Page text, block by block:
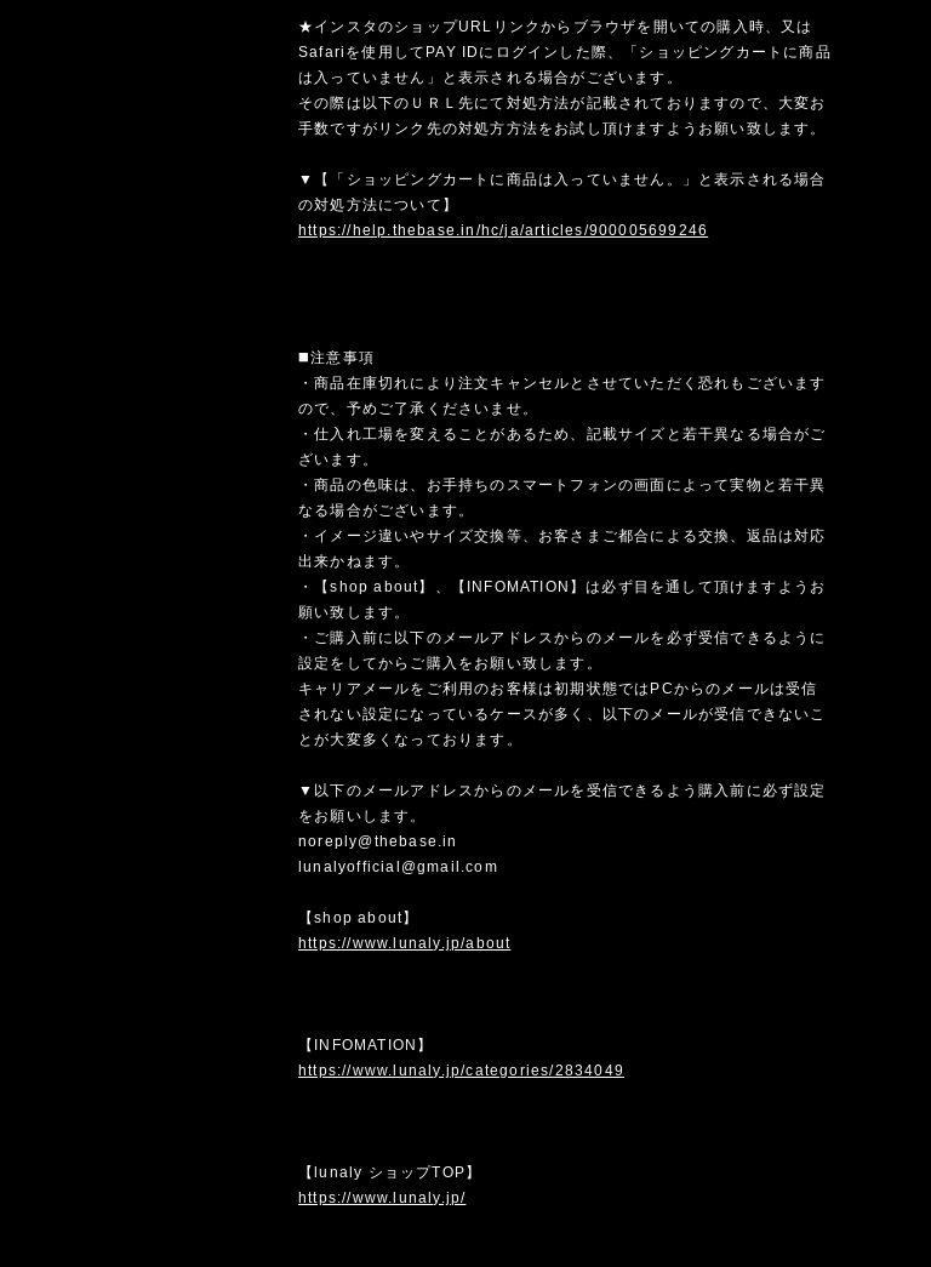
★インスタのショップURLリンクからブラウザを開いての購入時、又は
Safariを使用してPAY IDにログインした際、「ショッピングカートに商品
は入っていません」と表示される場合がございます。
その際は以下のＵＲＬ先にて対処方法が記載されておりますので、大変お
手数ですがリンク先の対処方方法をお試し頂けますようお願い致します。
▼【「ショッピングカートに商品は入っていません。」と表示される場合
の対処方法について】
https://help.thebase.in/hc/ja/articles/900005699246
◼️注意事項
・商品在庫切れにより注文キャンセルとさせていただく恐れもございます
ので、予めご了承くださいませ。
・仕入れ工場を変えることがあるため、記載サイズと若干異なる場合がご
ざいます。
・商品の色味は、お手持ちのスマートフォンの画面によって実物と若干異
なる場合がございます。
・イメージ違いやサイズ交換等、お客さまご都合による交換、返品は対応
出来かねます。
・【shop about】、【INFOMATION】は必ず目を通して頂けますようお
願い致します。
・ご購入前に以下のメールアドレスからのメールを必ず受信できるように
設定をしてからご購入をお願い致します。
キャリアメールをご利用のお客様は初期状態ではPCからのメールは受信
されない設定になっているケースが多く、以下のメールが受信できないこ
とが大変多くなっております。
▼以下のメールアドレスからのメールを受信できるよう購入前に必ず設定
をお願いします。
noreply@thebase.in
lunalyofficial@gmail.com
【shop about】
https://www.lunaly.jp/about
【INFOMATION】
https://www.lunaly.jp/categories/2834049
【lunaly ショップTOP】
https://www.lunaly.jp/